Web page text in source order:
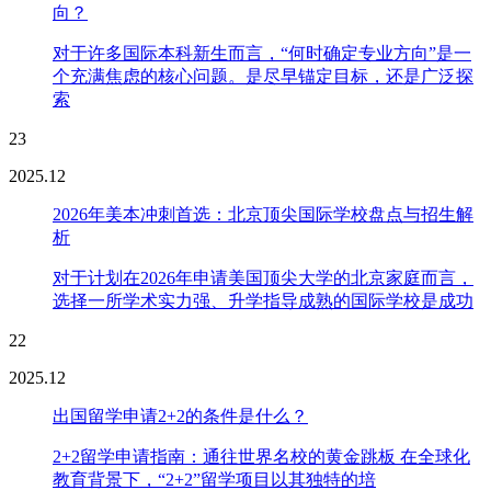
向？
对于许多国际本科新生而言，“何时确定专业方向”是一
个充满焦虑的核心问题。是尽早锚定目标，还是广泛探
索
23
2025.12
2026年美本冲刺首选：北京顶尖国际学校盘点与招生解
析
对于计划在2026年申请美国顶尖大学的北京家庭而言，
选择一所学术实力强、升学指导成熟的国际学校是成功
22
2025.12
出国留学申请2+2的条件是什么？
2+2留学申请指南：通往世界名校的黄金跳板 在全球化
教育背景下，“2+2”留学项目以其独特的培